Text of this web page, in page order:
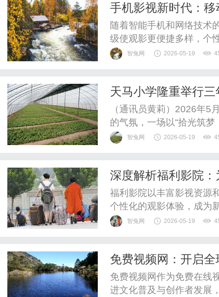
手机影视新时代：
探析
随着智能手机和网络技术
级使观影更便捷多样，个
5G与VR，观影体验将更
智兔网 2026-05-19
天马小学隆重举行
（通讯员黄莉）2026年5
的气氛，一场以“拾光筑
在此隆重举行。作为学校
身着盛装，与家长手牵手
智兔网 2026-05-19
深度解析福利影院
福利影院以丰富影视资源
个性化的观影体验，成为
智兔网 2026-05-19
免费视频网：开启
免费视频网作为免费在线
进文化普及与创作者发展